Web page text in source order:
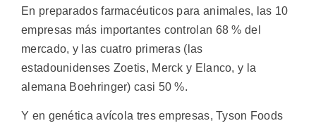
En preparados farmacéuticos para animales, las 10
empresas más importantes controlan 68 % del
mercado, y las cuatro primeras (las
estadounidenses Zoetis, Merck y Elanco, y la
alemana Boehringer) casi 50 %.
Y en genética avícola tres empresas, Tyson Foods